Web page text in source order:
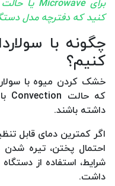
کنید که دفترچه مدل
چگونه با
کنیم؟
خشک کردن میوه با
داشته باشند.
احتمال پختن، تیره
شرایط، استفاده از
داشت.